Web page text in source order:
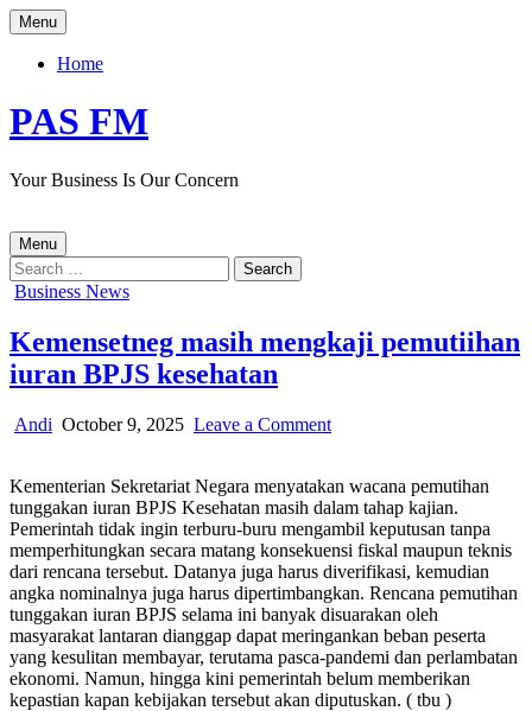
Skip
to
content
Menu
Home
PAS FM
Your Business Is Our Concern
Menu
Search
for:
Posted
Business News
Kemensetneg masih mengkaji pemutiihan
iuran BPJS kesehatan
Author:
Andi Published
October 9, 2025 Leave a Commenton
mengkaji
pemutiihan
iuran
BPJS
kesehatan
Kementerian Sekretariat Negara menyatakan wacana pemutihan
tunggakan iuran BPJS Kesehatan masih dalam tahap kajian.
Pemerintah tidak ingin terburu-buru mengambil keputusan tanpa
memperhitungkan secara matang konsekuensi fiskal maupun teknis
dari rencana tersebut. Datanya juga harus diverifikasi, kemudian
angka nominalnya juga harus dipertimbangkan. Rencana pemutihan
tunggakan iuran BPJS selama ini banyak disuarakan oleh
masyarakat lantaran dianggap dapat meringankan beban peserta
yang kesulitan membayar, terutama pasca-pandemi dan perlambatan
ekonomi. Namun, hingga kini pemerintah belum memberikan
kepastian kapan kebijakan tersebut akan diputuskan. ( tbu )